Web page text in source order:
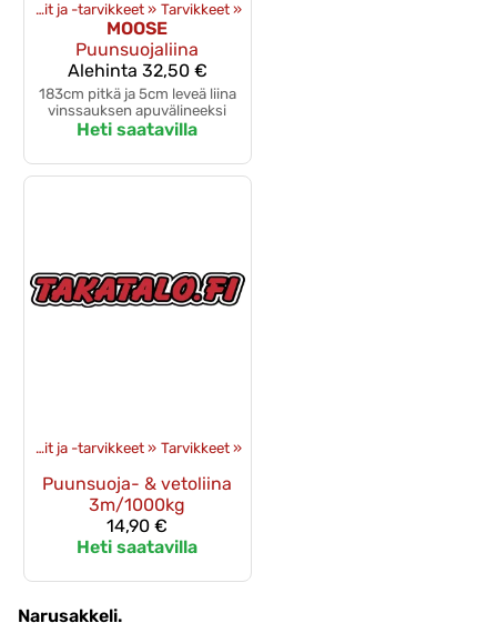
Vinssit ja -tarvikkeet ‪» Tarvikkeet ‪»
MOOSE
Puunsuojaliina
Alehinta 32,50 €
183cm pitkä ja 5cm leveä liina
vinssauksen apuvälineeksi
Heti saatavilla
Vinssit ja -tarvikkeet ‪» Tarvikkeet ‪»
Puunsuoja- & vetoliina
3m/1000kg
14,90 €
Heti saatavilla
Narusakkeli.